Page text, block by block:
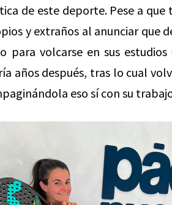
de este deporte. Pese a
y extraños al anunciar que
para volcarse en sus estudios
años después, tras lo cual
eso sí con su